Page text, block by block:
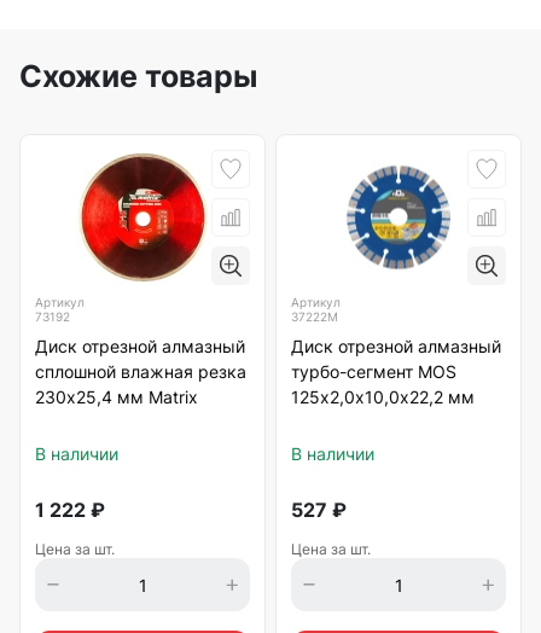
Схожие товары
Артикул
73192
Диск отрезной алмазный
сплошной влажная резка
230х25,4 мм Matrix
В наличии
1 222 ₽
Цена за шт.
Артикул
37222М
Диск отрезной алмазный
турбо-сегмент MOS
125х2,0х10,0х22,2 мм
В наличии
527 ₽
Цена за шт.